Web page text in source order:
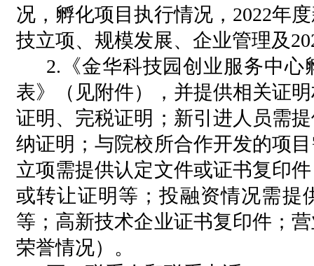
况，孵化项目执行情况，2022年
技立项、规模发展、企业管理及
2.《金华科技园创业服务中心
表》（见附件），并提供相关证
证明、完税证明；新引进人员需
纳证明；与院校所合作开发的项
立项需提供认定文件或证书复印
或转让证明等；投融资情况需提
等；高新技术企业证书复印件；
荣誉情况）。